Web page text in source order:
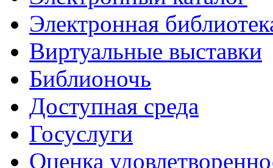
Электронная
Виртуальные выставки
Библионочь
Доступная среда
Госуслуги
Оценка